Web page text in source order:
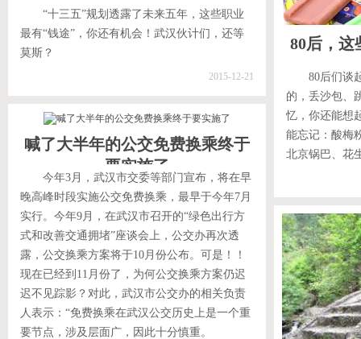
“十三五”规划透露了未来五年，这些职业
最有“钱途”，你还有机会！武汉伙计们，还等
莫斯？
2015-12-21
80后，这
80后们谈
的，丢沙包、
忆，你还能想
能忘记：酸梅
北京锅巴、
喊了大半年的公交免费换乘终于
要实施了
今年3月，武汉市交委等部门宣布，将在早
晚高峰时段实施公交免费换乘，最早于今年7月
实行。今年9月，在武汉市召开的“绿色出行方
式和改善交通拥堵”座谈会上，公交办再次透
露，公交换乘方案将于10月份公布。可是！！
现在已经到11月份了，为何公交换乘方案仍迟
迟不见踪影？对此，武汉市公交办的相关负责
人表示：“免费换乘在武汉公交历史上是一个重
要节点，涉及层面广，因此十分慎重。